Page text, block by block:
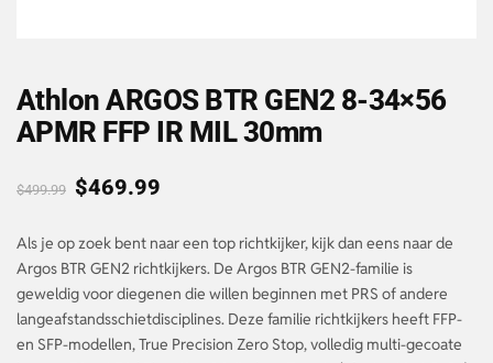
Athlon ARGOS BTR GEN2 8-34×56
APMR FFP IR MIL 30mm
$499.99 $469.99
Als je op zoek bent naar een top richtkijker, kijk dan eens naar de
Argos BTR GEN2 richtkijkers. De Argos BTR GEN2-familie is
geweldig voor diegenen die willen beginnen met PRS of andere
langeafstandsschietdisciplines. Deze familie richtkijkers heeft FFP-
en SFP-modellen, True Precision Zero Stop, volledig multi-gecoate